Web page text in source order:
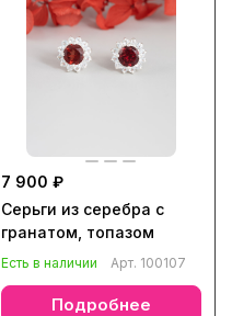
7 900 ₽
Серьги из серебра с
гранатом, топазом
Есть в наличии Арт. 100107
Подробнее